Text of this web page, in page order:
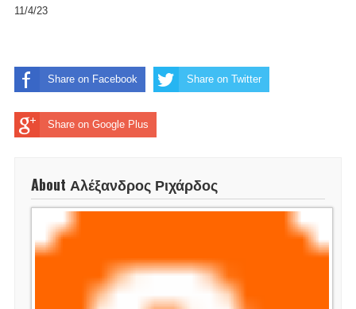
11/4/23
Share on Facebook Share on Twitter
Share on Google Plus
About Αλέξανδρος Ριχάρδος